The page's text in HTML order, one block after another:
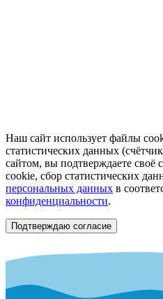
Наш сайт использует файлы
статистических данных
сайтом, вы подтверждаете своё
cookie, сбор статистических
персональных данных в
конфиденциальности.
Подтверждаю согласие